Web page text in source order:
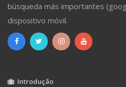
búsqueda más importantes
dispositivo móvil.
Introdução